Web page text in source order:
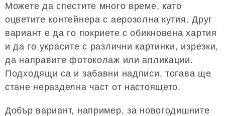
Можете да спестите много време, като
оцветите контейнера с аерозолна кутия. Друг
вариант е да го покриете с обикновена хартия
и да го украсите с различни картинки, изрезки,
да направите фотоколаж или апликации.
Подходящи са и забавни надписи, тогава ще
стане неразделна част от настоящето.
Добър вариант, например, за новогодишните